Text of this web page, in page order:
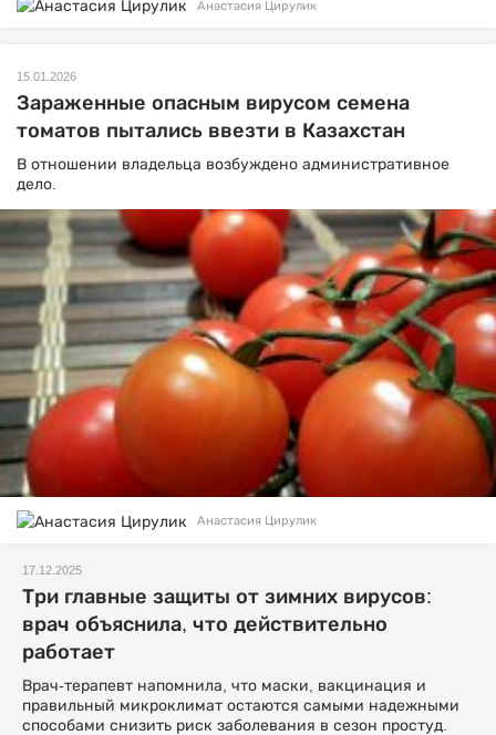
Анастасия Цирулик
15.01.2026
Зараженные опасным вирусом семена
томатов пытались ввезти в Казахстан
В отношении владельца возбуждено административное
дело.
Анастасия Цирулик
17.12.2025
Три главные защиты от зимних вирусов:
врач объяснила, что действительно
работает
Врач-терапевт напомнила, что маски, вакцинация и
правильный микроклимат остаются самыми надежными
способами снизить риск заболевания в сезон простуд.